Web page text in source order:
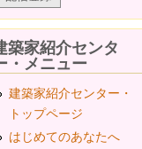
築家紹介センタ
・メニュー
建築家紹介センター・
トップページ
はじめてのあなたへ